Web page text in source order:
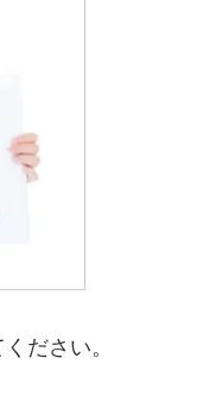
ださい。